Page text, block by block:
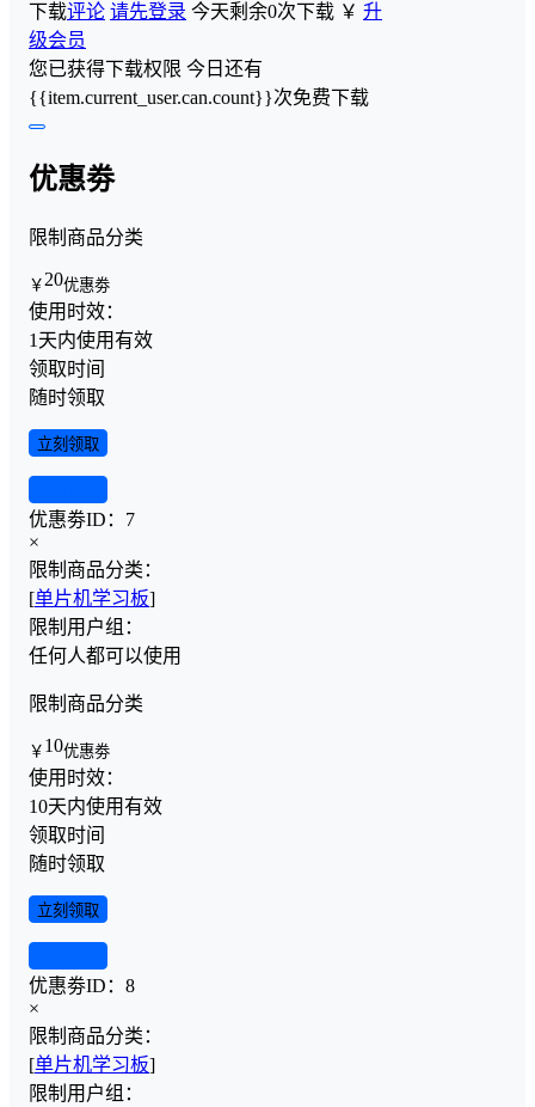
下载评论 请先登录 今天剩余0次下载 ￥ 升
级会员
您已获得下载权限 今日还有
{{item.current_user.can.count}}次免费下载
优惠劵
限制商品分类
￥ 20优惠劵
使用时效：
1天内使用有效
领取时间
随时领取
立刻领取
优惠劵ID： 7
×
限制商品分类：
[单片机学习板]
限制用户组：
任何人都可以使用
限制商品分类
￥ 10优惠劵
使用时效：
10天内使用有效
领取时间
随时领取
立刻领取
优惠劵ID： 8
×
限制商品分类：
[单片机学习板]
限制用户组：